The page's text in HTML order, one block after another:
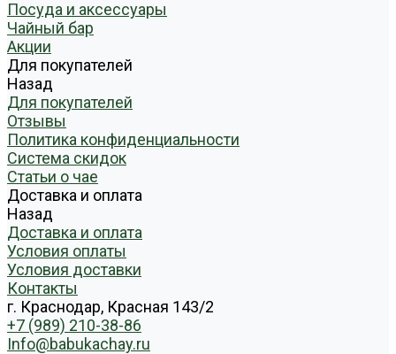
Посуда и аксессуары
Чайный бар
Акции
Для покупателей
Назад
Для покупателей
Отзывы
Политика конфиденциальности
Система скидок
Статьи о чае
Доставка и оплата
Назад
Доставка и оплата
Условия оплаты
Условия доставки
Контакты
г. Краснодар, Красная 143/2
+7 (989) 210-38-86
Info@babukachay.ru